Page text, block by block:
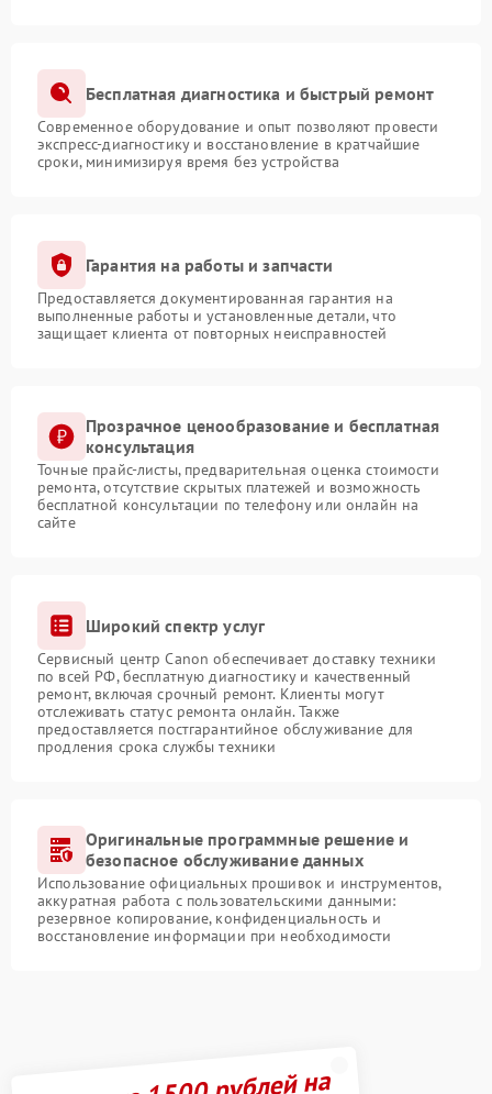
Бесплатная диагностика и быстрый ремонт
Современное оборудование и опыт позволяют провести
экспресс-диагностику и восстановление в кратчайшие
сроки, минимизируя время без устройства
Гарантия на работы и запчасти
Предоставляется документированная гарантия на
выполненные работы и установленные детали, что
защищает клиента от повторных неисправностей
Прозрачное ценообразование и бесплатная
консультация
Точные прайс-листы, предварительная оценка стоимости
ремонта, отсутствие скрытых платежей и возможность
бесплатной консультации по телефону или онлайн на
сайте
Широкий спектр услуг
Сервисный центр Canon обеспечивает доставку техники
по всей РФ, бесплатную диагностику и качественный
ремонт, включая срочный ремонт. Клиенты могут
отслеживать статус ремонта онлайн. Также
предоставляется постгарантийное обслуживание для
продления срока службы техники
Оригинальные программные решение и
безопасное обслуживание данных
Использование официальных прошивок и инструментов,
аккуратная работа с пользовательскими данными:
резервное копирование, конфиденциальность и
восстановление информации при необходимости